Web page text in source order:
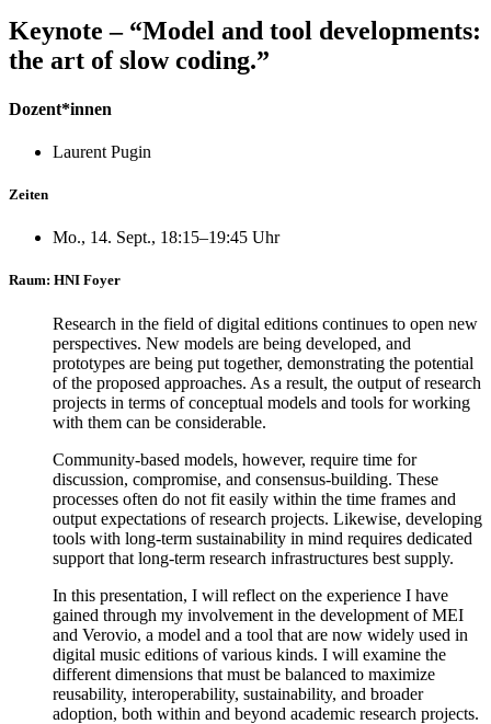
Keynote – “Model and tool developments:
the art of slow coding.”
Dozent*innen
Laurent Pugin
Zeiten
Mo., 14. Sept., 18:15–19:45 Uhr
Raum: HNI Foyer
Research in the field of digital editions continues to open new
perspectives. New models are being developed, and
prototypes are being put together, demonstrating the potential
of the proposed approaches. As a result, the output of research
projects in terms of conceptual models and tools for working
with them can be considerable.
Community-based models, however, require time for
discussion, compromise, and consensus-building. These
processes often do not fit easily within the time frames and
output expectations of research projects. Likewise, developing
tools with long-term sustainability in mind requires dedicated
support that long-term research infrastructures best supply.
In this presentation, I will reflect on the experience I have
gained through my involvement in the development of MEI
and Verovio, a model and a tool that are now widely used in
digital music editions of various kinds. I will examine the
different dimensions that must be balanced to maximize
reusability, interoperability, sustainability, and broader
adoption, both within and beyond academic research projects.